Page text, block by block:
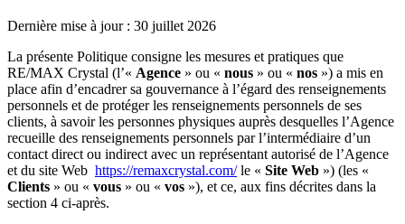
Dernière mise à jour : 30 juillet 2026
La présente Politique consigne les mesures et pratiques que
RE/MAX Crystal (l’« Agence » ou « nous » ou « nos ») a mis en
place afin d’encadrer sa gouvernance à l’égard des renseignements
personnels et de protéger les renseignements personnels de ses
clients, à savoir les personnes physiques auprès desquelles l’Agence
recueille des renseignements personnels par l’intermédiaire d’un
contact direct ou indirect avec un représentant autorisé de l’Agence
et du site Web https://remaxcrystal.com/le « Site Web ») (les «
Clients » ou « vous » ou « vos »), et ce, aux fins décrites dans la
section 4 ci-après.